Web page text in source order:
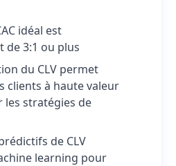
idéal est
de 3:1 ou plus
du CLV permet
clients à haute valeur
les stratégies de
de CLV
learning pour